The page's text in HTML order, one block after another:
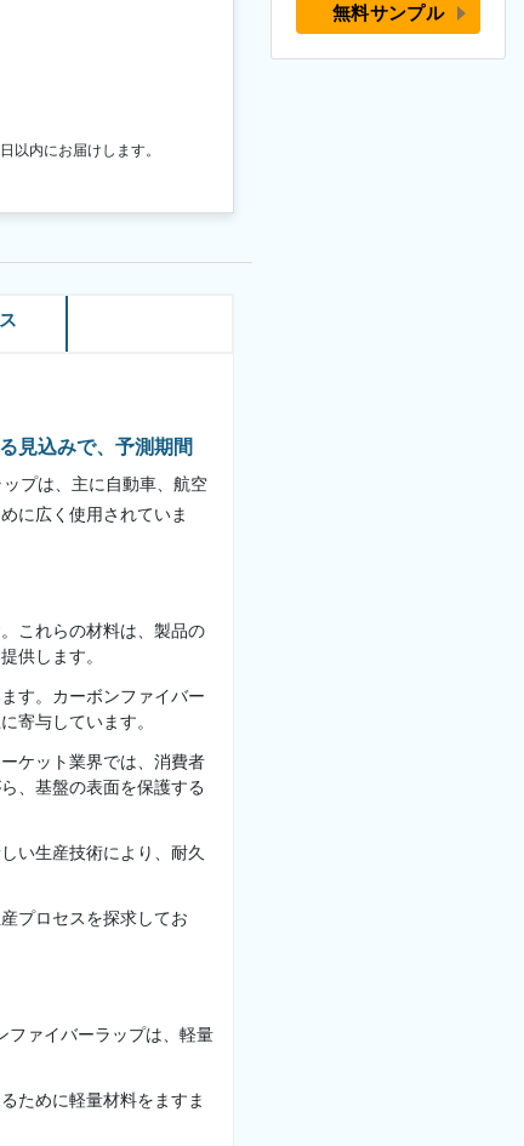
以内にお届けします。
見込みで、予測期間
プは、主に自動車、航空
に広く使用されていま
これらの材料は、製品の
供します。
す。カーボンファイバー
寄与しています。
ケット業界では、消費者
、基盤の表面を保護する
い生産技術により、耐久
プロセスを探求してお
ファイバーラップは、軽量
ために軽量材料をますま
無料サンプル